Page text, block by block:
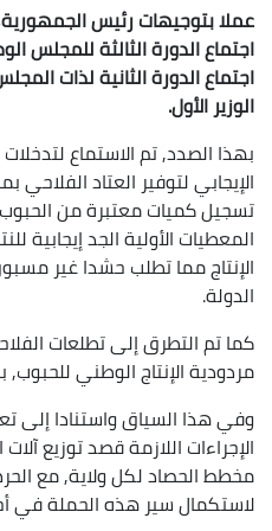
عملا بتوجيهات رئيس
اجتماع الدورة الثالثة للمجلس
اجتماع الدورة الثانية لذات
الوزير الأول.
بهذا الصدد, تم الاستماع
الإيجابي لتوفير العتاد
تسجيل كميات معتبرة من الحبوب
المعطيات الأولية الجد
الإنتاج مما تطلب حشدا غير
الدولة.
كما تم التطرق إلى تطلعات
مردودية الإنتاج الوطني للحبوب,
وفي هذا السياق واستنادا إلى
الإجراءات اللازمة قصد توزيع
مخطط الحصاد لكل ولاية, مع
لاستكمال سير هذه الحملة في